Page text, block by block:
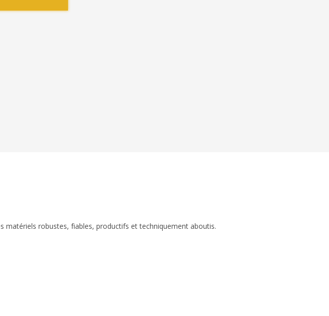
matériels robustes, fiables, productifs et techniquement aboutis.